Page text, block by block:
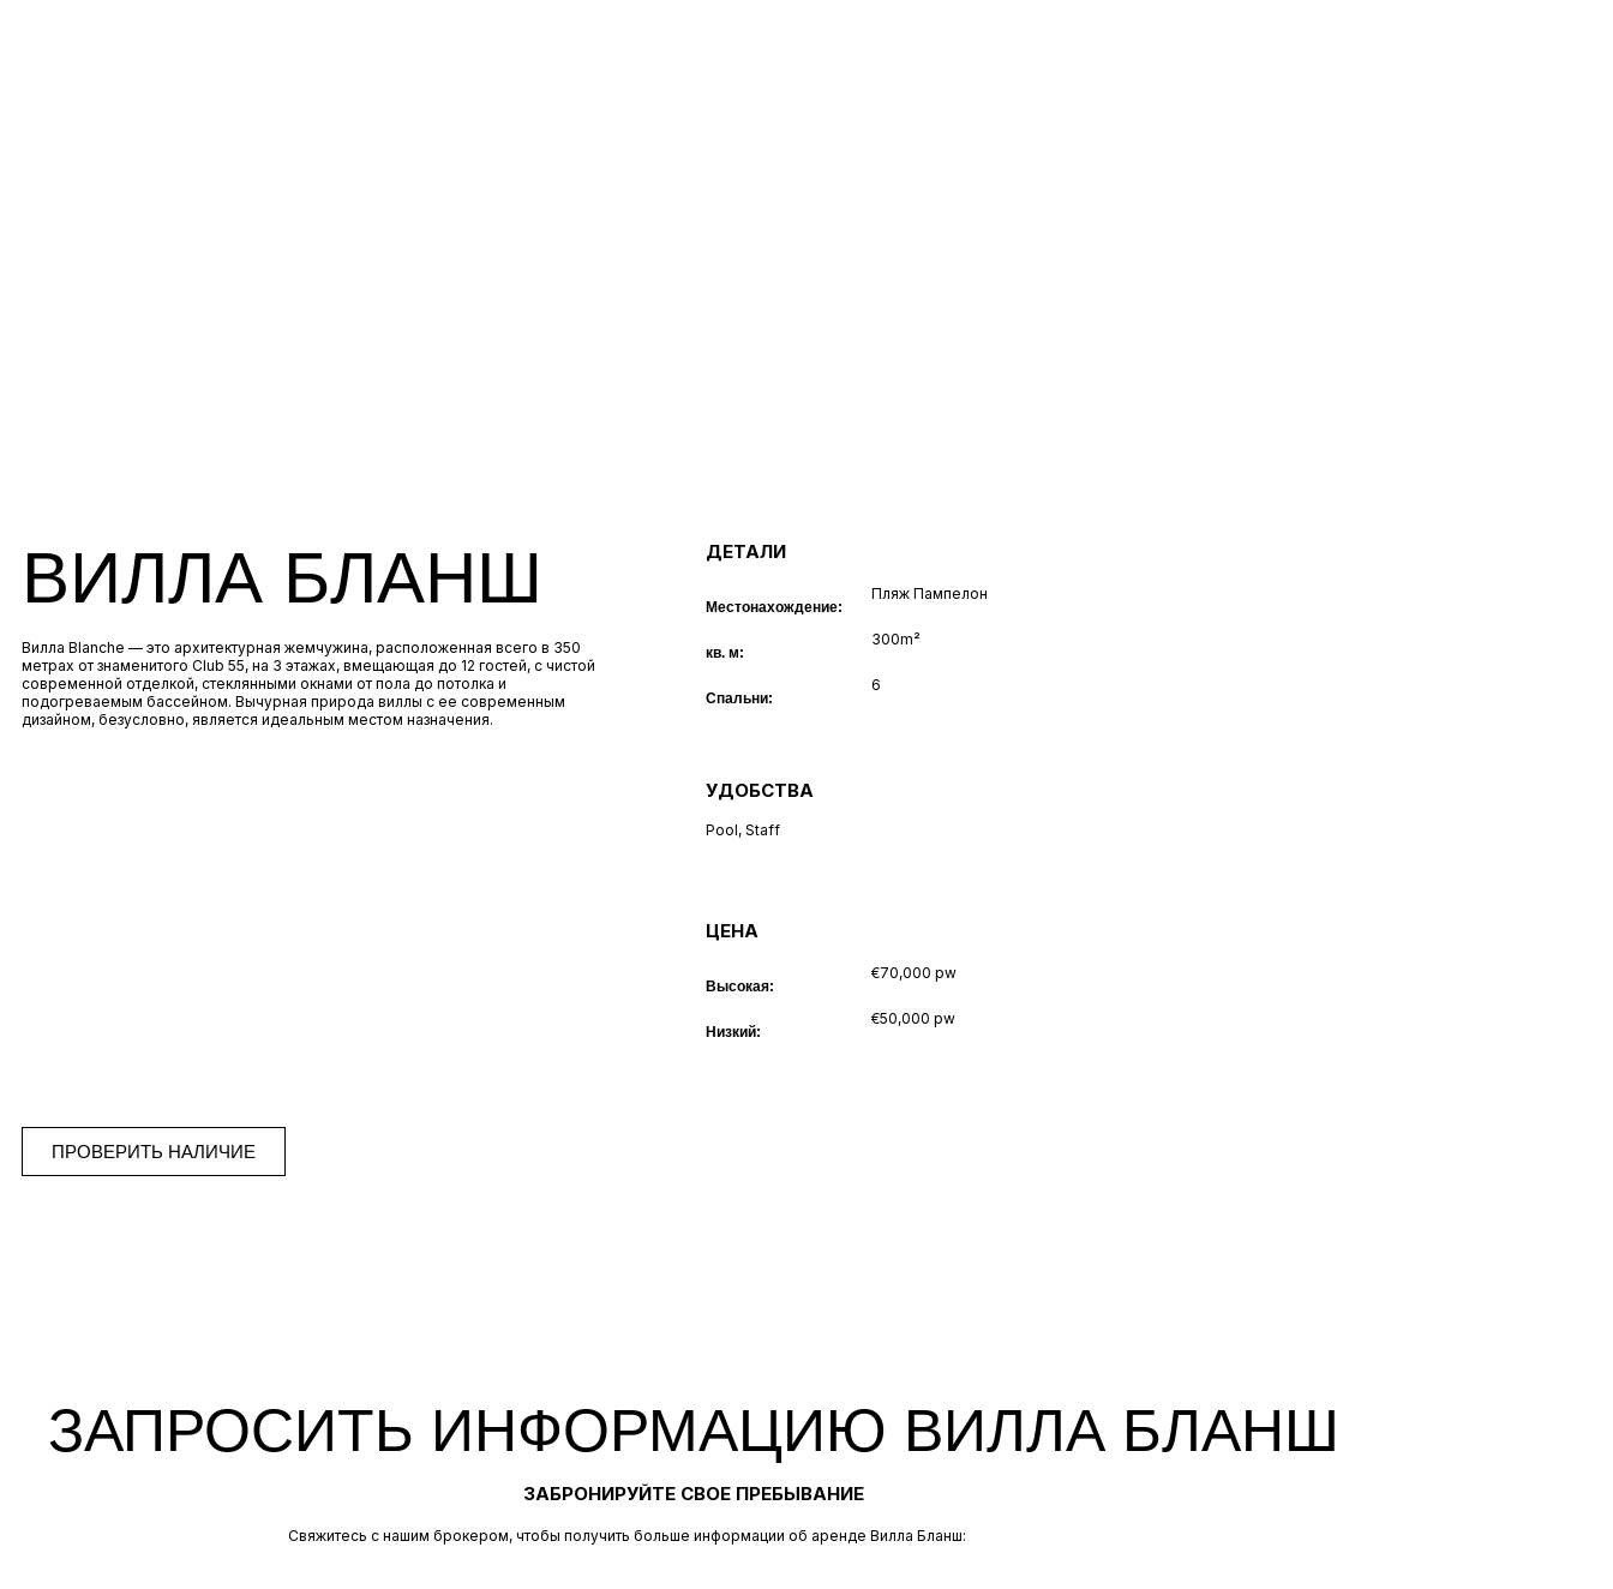
ВИЛЛА БЛАНШ
Вилла Blanche — это архитектурная жемчужина, расположенная всего в 350
метрах от знаменитого Club 55, на 3 этажах, вмещающая до 12 гостей, с чистой
современной отделкой, стеклянными окнами от пола до потолка и
подогреваемым бассейном. Вычурная природа виллы с ее современным
дизайном, безусловно, является идеальным местом назначения.
ДЕТАЛИ
Местонахождение:
Пляж Пампелон
кв. м:
300m²
Спальни:
6
УДОБСТВА
Pool, Staff
ЦЕНА
Высокая:
€70,000 pw
Низкий:
€50,000 pw
ПРОВЕРИТЬ НАЛИЧИЕ
ЗАПРОСИТЬ ИНФОРМАЦИЮ ВИЛЛА БЛАНШ
ЗАБРОНИРУЙТЕ СВОЕ ПРЕБЫВАНИЕ
Свяжитесь с нашим брокером, чтобы получить больше информации об аренде Вилла Бланш: